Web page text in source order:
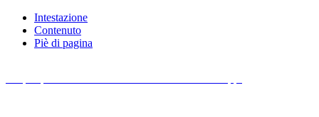
Intestazione
Contenuto
Piè di pagina